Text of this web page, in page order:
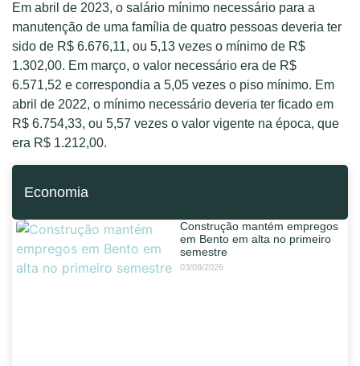
Em abril de 2023, o salário mínimo necessário para a
manutenção de uma família de quatro pessoas deveria ter
sido de R$ 6.676,11, ou 5,13 vezes o mínimo de R$
1.302,00. Em março, o valor necessário era de R$
6.571,52 e correspondia a 5,05 vezes o piso mínimo. Em
abril de 2022, o mínimo necessário deveria ter ficado em
R$ 6.754,33, ou 5,57 vezes o valor vigente na época, que
era R$ 1.212,00.
Economia
Construção mantém empregos
em Bento em alta no primeiro
semestre
03/08/2026